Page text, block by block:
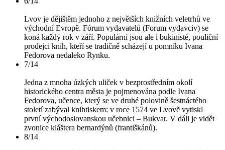
Lvov je dějištěm jednoho z největších knižních veletrhů ve
východní Evropě. Fórum vydavatelů (Forum vydavciv) se
koná každý rok v září. Populární jsou ale i bukinisté, pouliční
prodejci knih, kteří se tradičně scházejí u pomníku Ivana
Fedorova nedaleko Rynku.
7/14
Jedna z mnoha úzkých uliček v bezprostředním okolí
historického centra města je pojmenována podle Ivana
Fedorova, učence, který se ve druhé polovině šestnáctého
století zabýval knihtiskem: v roce 1574 ve Lvově vytiskl
první východoslovanskou učebnici – Bukvar. V dáli je vidět
zvonice kláštera bernardýnů (františkánů).
8/14